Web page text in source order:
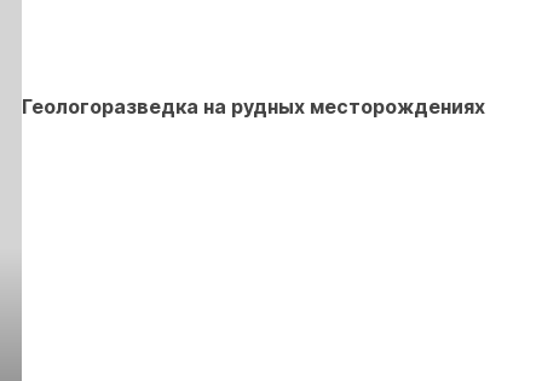
Геологоразведка на рудных месторождениях